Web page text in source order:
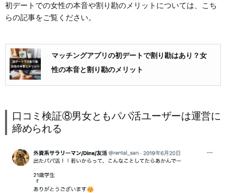
初デートでの女性の本音や割り勘のメリットについては、こち
らの記事をご覧ください。
マッチングアプリの初デートで割り勘はあり？女
性の本音と割り勘のメリット
口コミ検証⑧男女ともパパ活ユーザーは運営に
締められる